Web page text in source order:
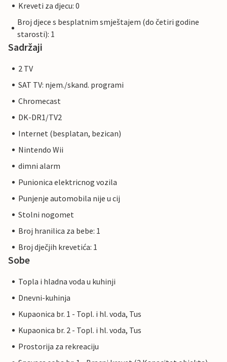
Kreveti za djecu: 0
Broj djece s besplatnim smještajem (do četiri godine
starosti): 1
Sadržaji
2 TV
SAT TV: njem./skand. programi
Chromecast
DK-DR1/TV2
Internet (besplatan, bezican)
Nintendo Wii
dimni alarm
Punionica elektricnog vozila
Punjenje automobila nije u cij
Stolni nogomet
Broj hranilica za bebe: 1
Broj dječjih krevetića: 1
Sobe
Topla i hladna voda u kuhinji
Dnevni-kuhinja
Kupaonica br. 1 - Topl. i hl. voda, Tus
Kupaonica br. 2 - Topl. i hl. voda, Tus
Prostorija za rekreaciju